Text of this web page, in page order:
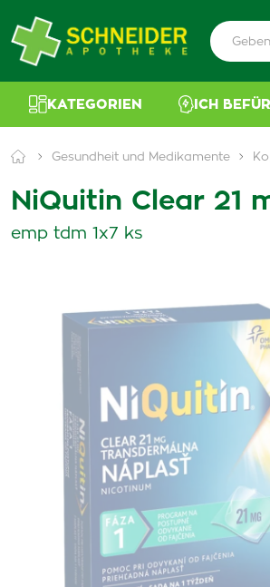
KATEGORIEN ICH
Gesundheit und Medikamente
NiQuitin Clear 21
emp tdm 1x7 ks